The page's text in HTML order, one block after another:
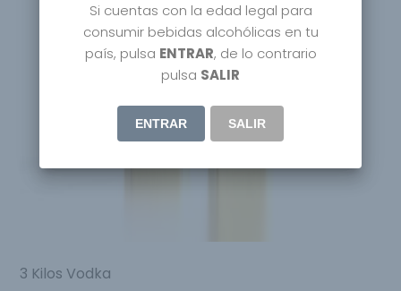
3 Kilos Vodka
Si cuentas con la edad legal para
consumir bebidas alcohólicas en tu
país, pulsa ENTRAR, de lo contrario
pulsa SALIR
ENTRAR SALIR